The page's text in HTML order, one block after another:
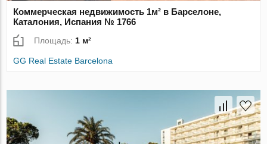
Коммерческая недвижимость 1м² в Барселоне,
Каталония, Испания № 1766
Площадь:1 м²
GG Real Estate Barcelona